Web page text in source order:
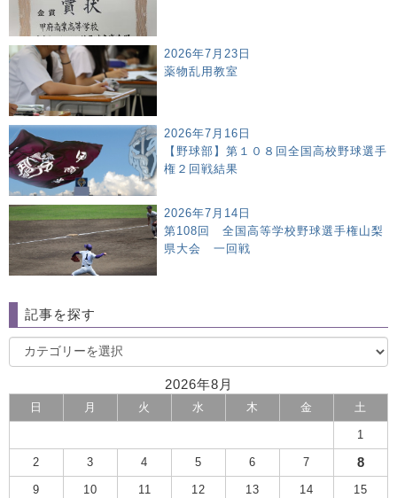
2026年7月23日
薬物乱用教室
2026年7月16日
【野球部】第１０８回全国高校野球選手
権２回戦結果
2026年7月14日
第108回 全国高等学校野球選手権山梨
県大会 一回戦
記事を探す
2026年8月
日 月 火 水 木 金 土
1
2 3 4 5 6 7 8
9 10 11 12 13 14 15